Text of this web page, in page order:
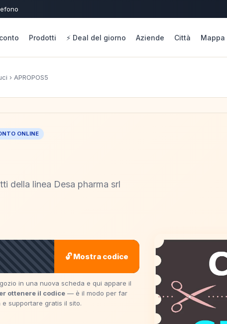
Prodotti ⚡ Deal del giorno Aziende Città Mappa
› APROPOS5
ONLINE
della linea Desa pharma srl
🔓 Mostra codice
in una nuova scheda e qui appare il
ottenere il codice — è il modo per far
supportare gratis il sito.